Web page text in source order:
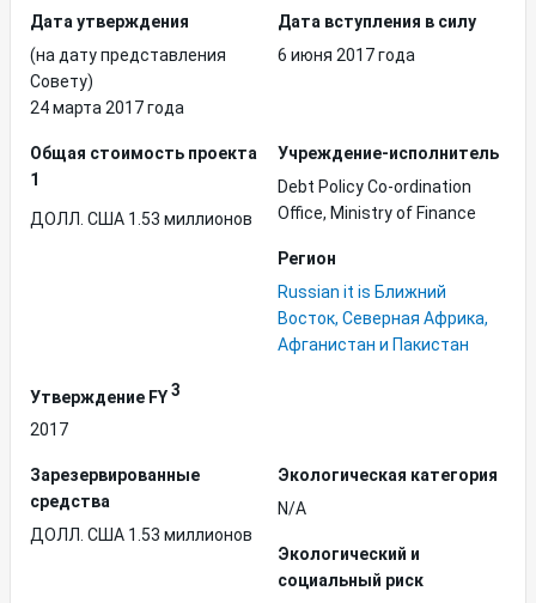
Дата утверждения
(на дату представления
Совету)
24 марта 2017 года
Дата вступления в силу
6 июня 2017 года
Общая стоимость проекта
1
ДОЛЛ. США 1.53 миллионов
Учреждение-исполнитель
Debt Policy Co-ordination
Office, Ministry of Finance
Регион
Russian it is Ближний
Восток, Северная Африка,
Афганистан и Пакистан
Утверждение FY3
2017
Зарезервированные
средства
ДОЛЛ. США 1.53 миллионов
Экологическая категория
N/A
Экологический и
социальный риск